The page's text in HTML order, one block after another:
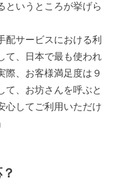
というところが挙げら
配サービスにおける利
て、日本で最も使われ
際、お客様満足度は９
て、お坊さんを呼ぶと
心してご利用いただけ